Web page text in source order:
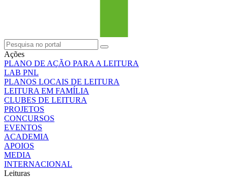
Ações
PLANO DE AÇÃO PARA A LEITURA
LAB PNL
PLANOS LOCAIS DE LEITURA
LEITURA EM FAMÍLIA
CLUBES DE LEITURA
PROJETOS
CONCURSOS
EVENTOS
ACADEMIA
APOIOS
MEDIA
INTERNACIONAL
Leituras